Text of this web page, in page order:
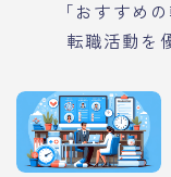
「おすすめ
転職活動を